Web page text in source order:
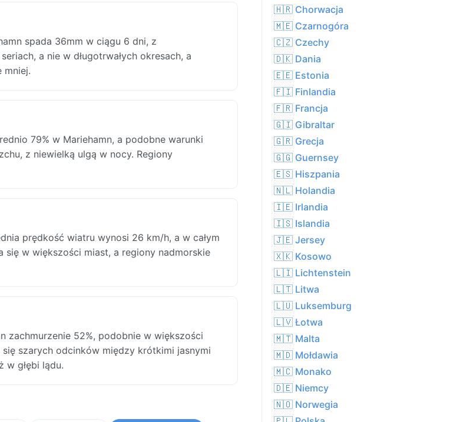
spada 36mm w ciągu 6 dni, z
a nie w długotrwałych okresach, a
mniej.
79% w Mariehamn, a podobne warunki
z niewielką ulgą w nocy. Regiony
prędkość wiatru wynosi 26 km/h, a w całym
się w większości miast, a regiony nadmorskie
zachmurzenie 52%, podobnie w większości
szarych odcinków między krótkimi jasnymi
w głębi lądu.
🇭🇷 Chorwacja
🇲🇪 Czarnogóra
🇨🇿 Czechy
🇩🇰 Dania
🇪🇪 Estonia
🇫🇮 Finlandia
🇫🇷 Francja
🇬🇮 Gibraltar
🇬🇷 Grecja
🇬🇬 Guernsey
🇪🇸 Hiszpania
🇳🇱 Holandia
🇮🇪 Irlandia
🇮🇸 Islandia
🇯🇪 Jersey
🇽🇰 Kosowo
🇱🇮 Lichtenstein
🇱🇹 Litwa
🇱🇺 Luksemburg
🇱🇻 Łotwa
🇲🇹 Malta
🇲🇩 Mołdawia
🇲🇨 Monako
🇩🇪 Niemcy
🇳🇴 Norwegia